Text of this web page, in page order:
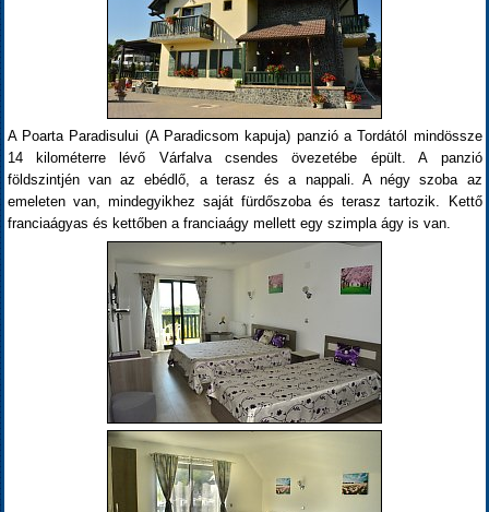
A Poarta Paradisului (A Paradicsom kapuja) panzió a Tordától mindössze
14 kilométerre lévő Várfalva csendes övezetébe épült. A panzió
földszintjén van az ebédlő, a terasz és a nappali. A négy szoba az
emeleten van, mindegyikhez saját fürdőszoba és terasz tartozik. Kettő
franciaágyas és kettőben a franciaágy mellett egy szimpla ágy is van.